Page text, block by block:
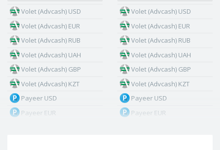
Volet (Advcash) USD
Volet (Advcash) EUR
Volet (Advcash) RUB
Volet (Advcash) UAH
Volet (Advcash) GBP
Volet (Advcash) KZT
Payeer USD
Payeer EUR
Volet (Advcash) USD
Volet (Advcash) EUR
Volet (Advcash) RUB
Volet (Advcash) UAH
Volet (Advcash) GBP
Volet (Advcash) KZT
Payeer USD
Payeer EUR